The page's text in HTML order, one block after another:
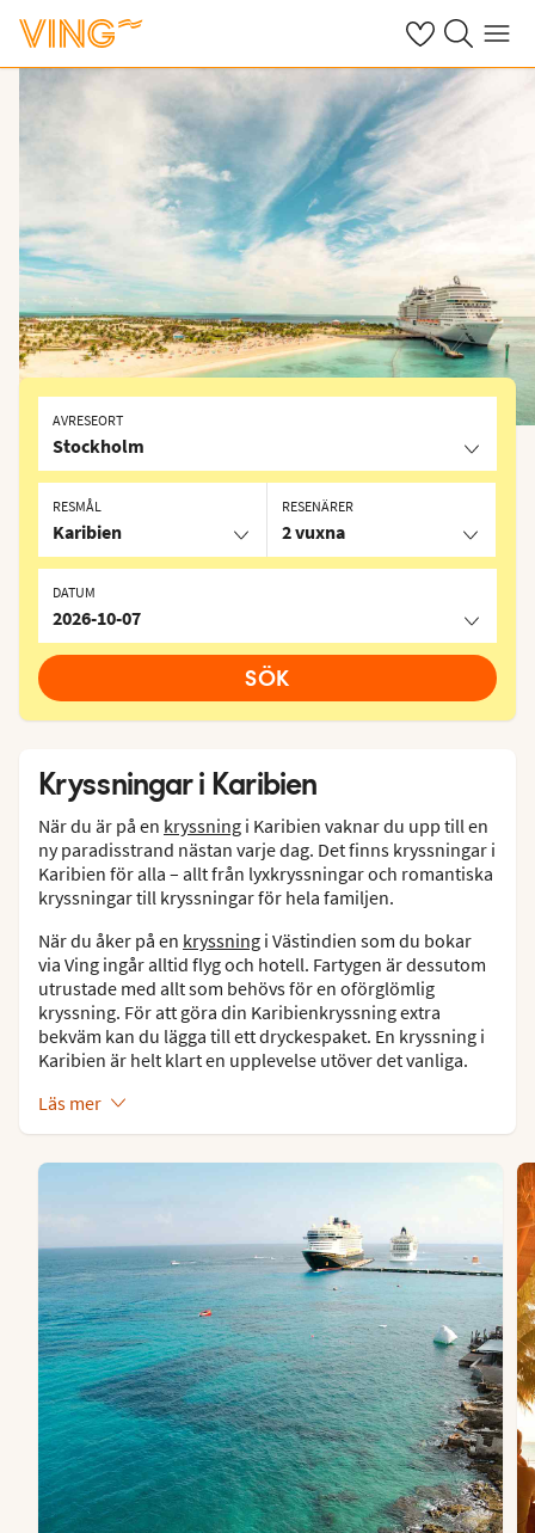
Se dinaSök på ving.se
Meny
AVRESEORT
Stockholm
RESMÅL
Karibien
DATUM
2026-10-07
RESENÄRER
2 vuxna
SÖK
Kryssningar i Karibien
När du är på en kryssning i Karibien vaknar du upp till en
ny paradisstrand nästan varje dag. Det finns kryssningar i
Karibien för alla – allt från lyxkryssningar och romantiska
kryssningar till kryssningar för hela familjen.
När du åker på en kryssning i Västindien som du bokar
via Ving ingår alltid flyg och hotell. Fartygen är dessutom
utrustade med allt som behövs för en oförglömlig
kryssning. För att göra din Karibienkryssning extra
bekväm kan du lägga till ett dryckespaket. En kryssning i
Karibien är helt klart en upplevelse utöver det vanliga.
Läs mer